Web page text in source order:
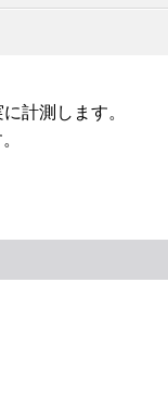
計測します。